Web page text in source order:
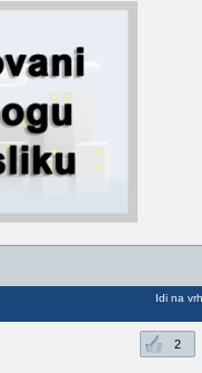
Idi na vrh
2